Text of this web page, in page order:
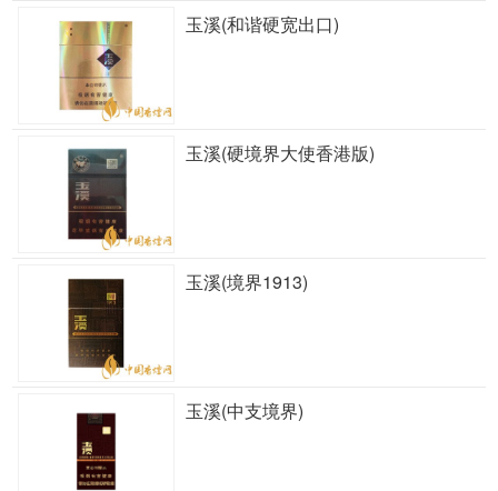
玉溪(和谐硬宽出口)
玉溪(硬境界大使香港版)
玉溪(境界1913)
玉溪(中支境界)